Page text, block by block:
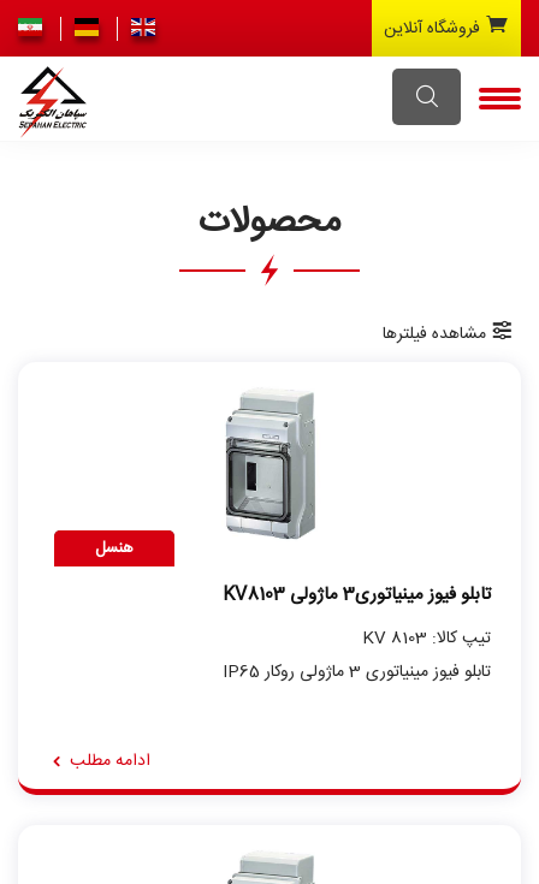
فروشگاه آنلاین
محصولات
مشاهده فیلترها
هنسل
تابلو فیوز مینیاتوری3 ماژولی KV8103
تیپ کالا: KV 8103
تابلو فیوز مینیاتوری 3 ماژولی روکار IP65
ادامه مطلب